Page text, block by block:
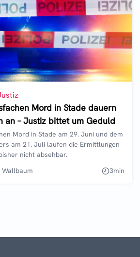
Mord in Stade dauern
an – Justiz bittet um Geduld
Mord in Stade am 29. Juni und dem
am 21. Juli laufen die Ermittlungen
nicht absehbar.
Wallbaum 3min